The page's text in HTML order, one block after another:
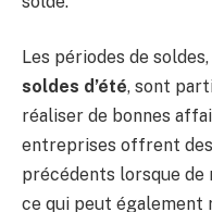
Les périodes de
soldes d’été, sont
réaliser de bonnes
entreprises offrent
précédents lorsque de
ce qui peut